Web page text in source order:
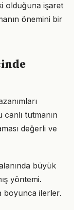
olduğuna işaret
önemini bir
tutmanın
değerli ve
büyük
yöntemi.
boyunca ilerler.